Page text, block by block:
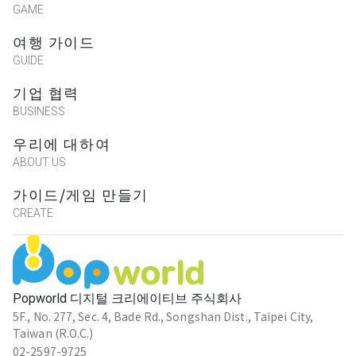
Popworld 디지털 크리에이티브 주식회사
5F., No. 277, Sec. 4, Bade Rd., Songshan Dist., Taipei City,
Taiwan (R.O.C.)
02-2597-9725
GAME
여행 가이드
GUIDE
기업 협력
BUSINESS
우리에 대하여
ABOUT US
가이드/게임 만들기
CREATE